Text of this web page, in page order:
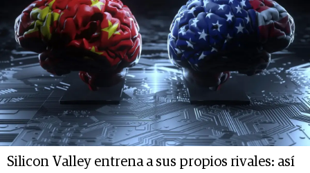
Silicon Valley entrena a sus propios rivales: así